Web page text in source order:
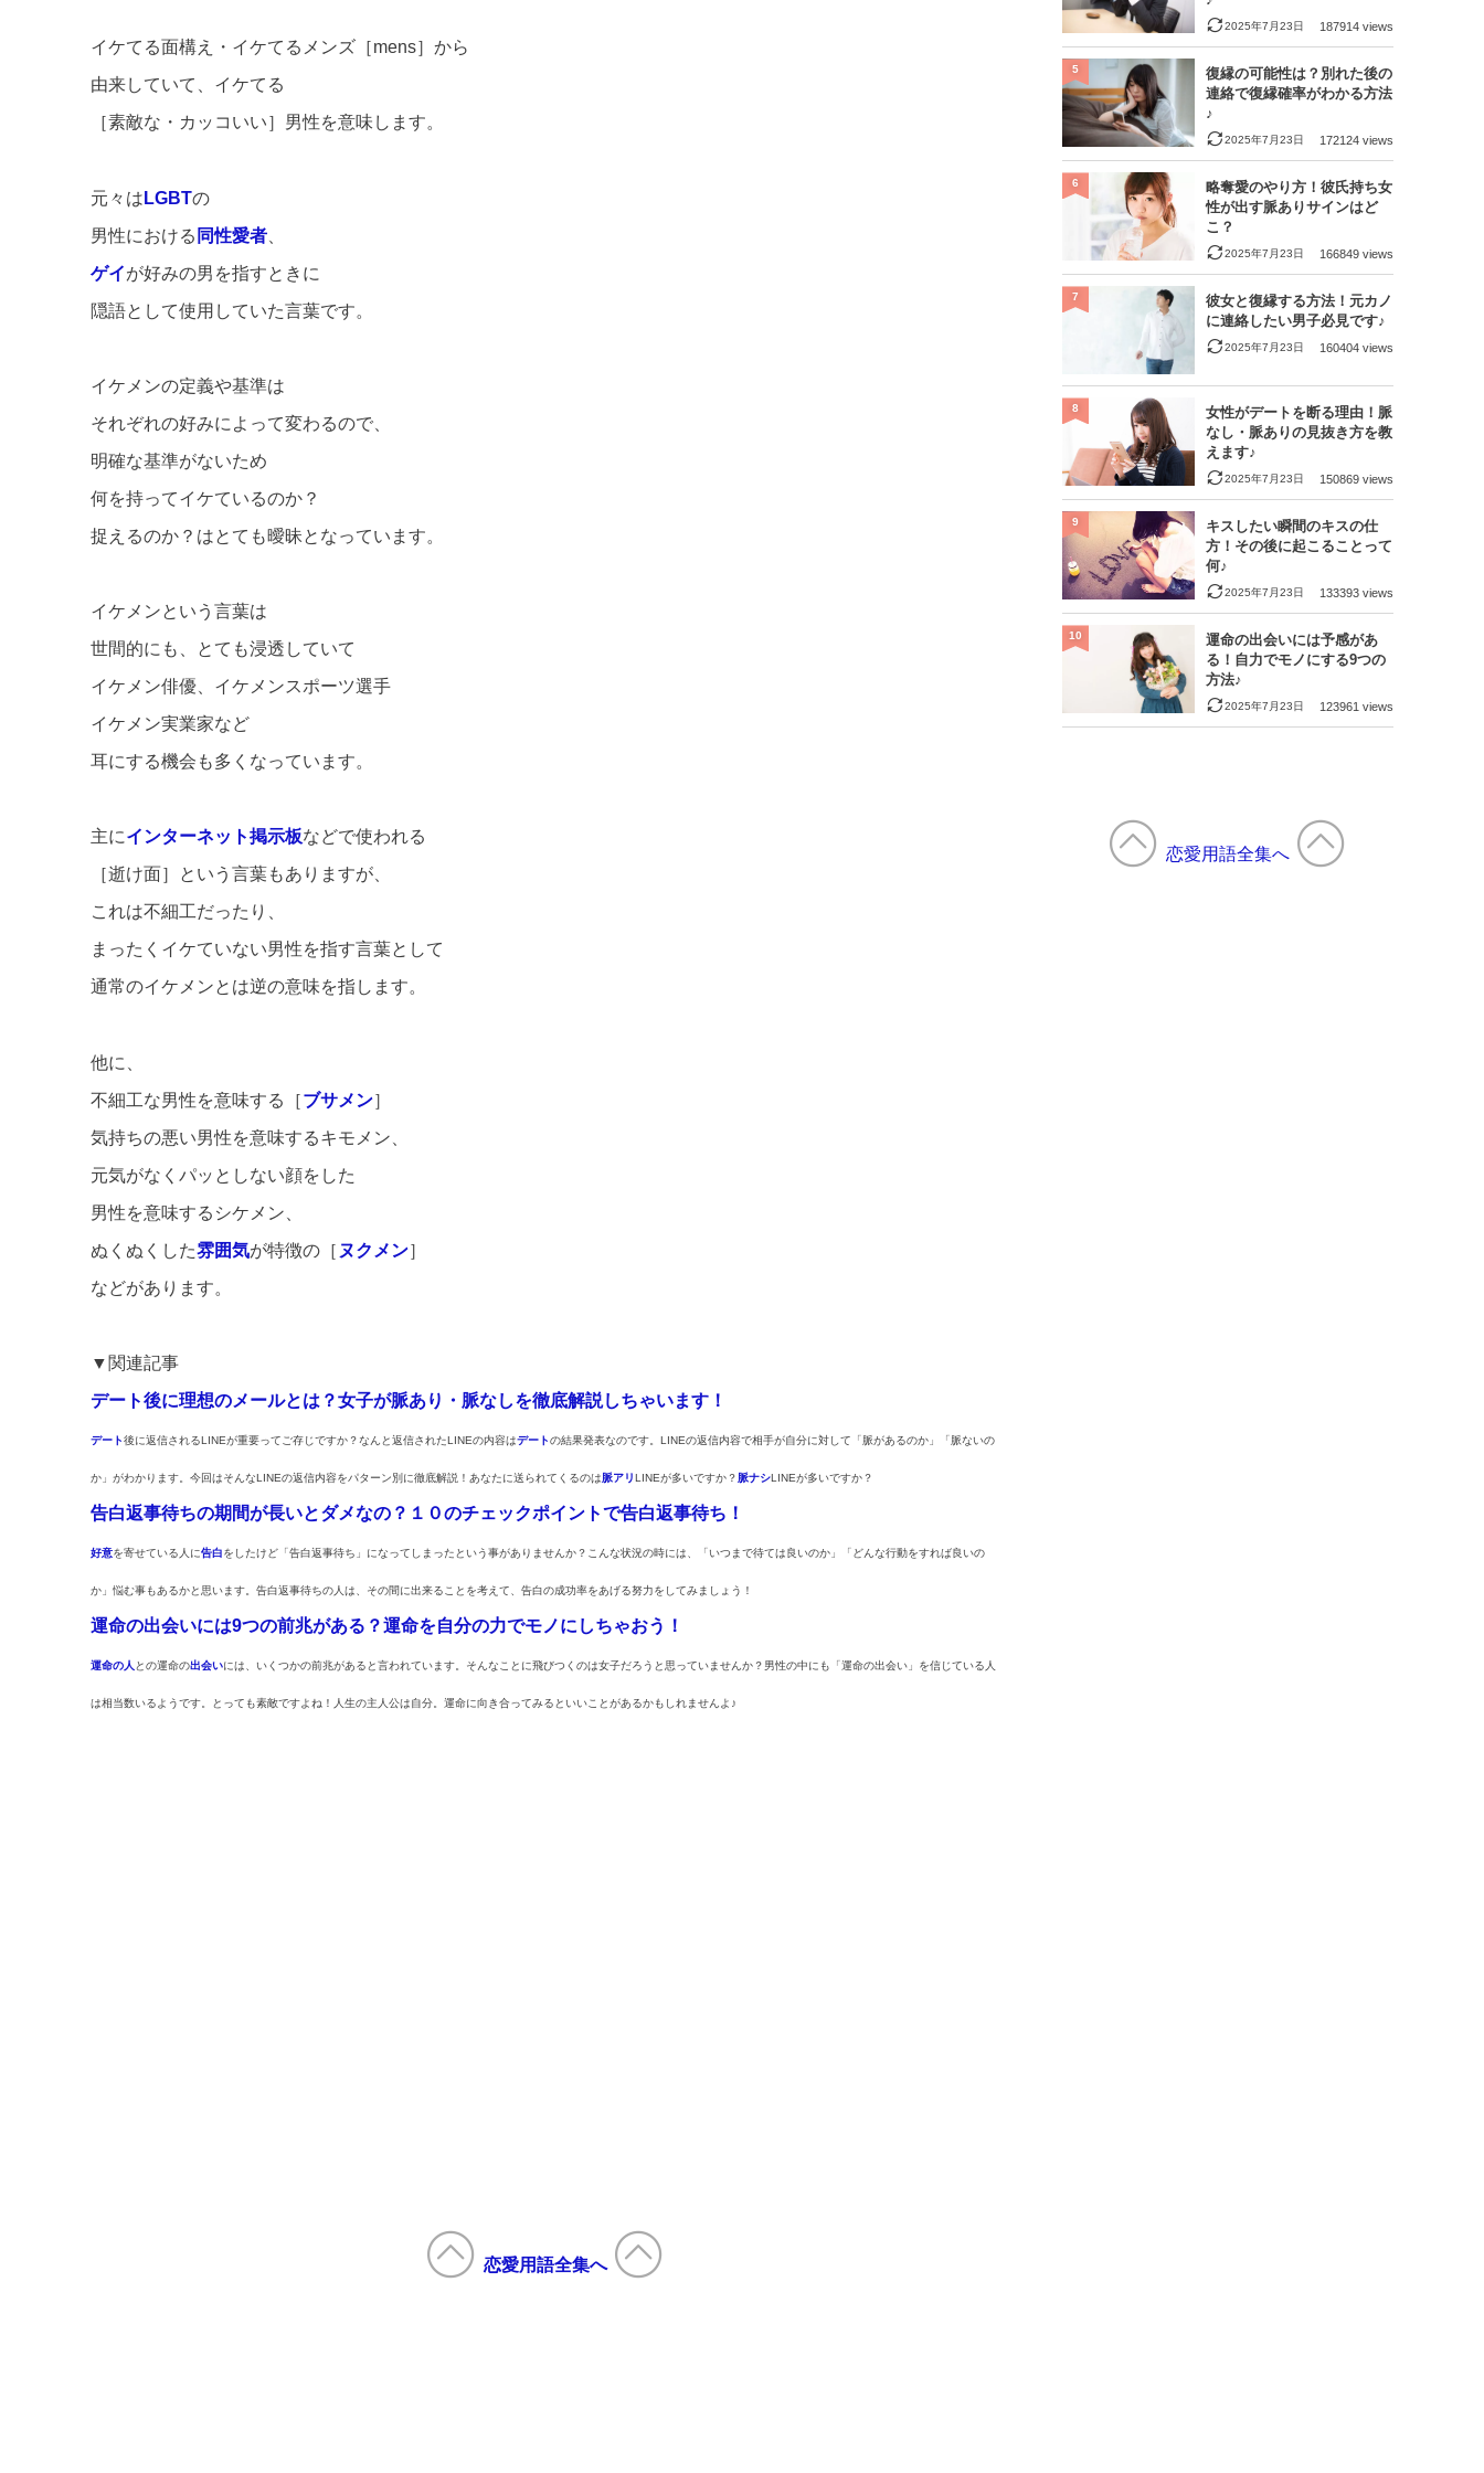
イケてる面構え・イケてるメンズ［mens］から
由来していて、イケてる
［素敵な・カッコいい］男性を意味します。
元々は LGBTの
男性における 同性愛者
ゲイが好みの男を指すときに
隠語として使用していた言葉です。
イケメンの定義や基準は
それぞれの好みによって変わるので、
明確な基準がないため
何を持ってイケているのか？
捉えるのか？はとても曖昧となっています。
イケメンという言葉は
世間的にも、とても浸透していて
イケメン俳優、イケメンスポーツ選手
イケメン実業家など
耳にする機会も多くなっています。
主にインターネット掲示板などで使われる
［逝け面］という言葉もありますが、
これは不細工だったり、
まったくイケていない男性を指す言葉として
通常のイケメンとは逆の意味を指します。
他に、
不細工な男性を意味する［ブサメン］
気持ちの悪い男性を意味するキモメン、
元気がなくパッとしない顔をした
男性を意味するシケメン、
ぬくぬくした雰囲気が特徴の［ ヌクメン］
などがあります。
▼関連記事
デート後に理想のメールとは？女子が脈あり・脈なしを徹底解説しちゃいます！
デート後に返信されるLINEが重要ってご存じですか？なんと返信されたLINEの内容はデートの結果発表なのです。LINEの返信内容で相手が自分に対して「脈があるのか」「脈ないの
か」がわかります。今回はそんなLINEの返信内容をパターン別に徹底解説！あなたに送られてくるのは 脈アリLINEが多いですか？ 脈ナシLINEが多いですか？
告白返事待ちの期間が長いとダメなの？１０のチェックポイントで告白返事待ち！
好意を寄せている人に告白をしたけど「告白返事待ち」になってしまったという事がありませんか？こんな状況の時には、「いつまで待ては良いのか」「どんな行動をすれば良いの
か」悩む事もあるかと思います。告白返事待ちの人は、その間に出来ることを考えて、告白の成功率をあげる努力をしてみましょう！
運命の出会いには9つの前兆がある？運命を自分の力でモノにしちゃおう！
運命の人 との運命の出会いには、いくつかの前兆があると言われています。そんなことに飛びつくのは女子だろうと思っていませんか？男性の中にも「運命の出会い」を信じている人
は相当数いるようです。とっても素敵ですよね！人生の主人公は自分。運命に向き合ってみるといいことがあるかもしれませんよ♪
恋愛用語全集へ
2025年7月23日 187914 views
復縁の可能性は？別れた後の
連絡で復縁確率がわかる方法
♪
2025年7月23日 172124 views
5
略奪愛のやり方！彼氏持ち女
性が出す脈ありサインはど
こ？
2025年7月23日 166849 views
6
彼女と復縁する方法！元カノ
に連絡したい男子必見です♪
2025年7月23日 160404 views
7
女性がデートを断る理由！脈
なし・脈ありの見抜き方を教
えます♪
2025年7月23日 150869 views
8
キスしたい瞬間のキスの仕
方！その後に起こることって
何♪
2025年7月23日 133393 views
9
運命の出会いには予感があ
る！自力でモノにする9つの
方法♪
2025年7月23日 123961 views
10
恋愛用語全集へ